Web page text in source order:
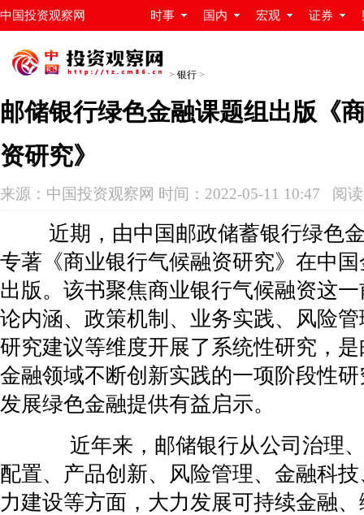
中国投资观察网 时事 国内 宏观 证券
> 银行 >
邮储银行绿色金融课题组出版《
资研究》
来源：中国投资观察网 时间：2022-05-11 10:47 阅
近期，由中国邮政储蓄银行绿色
专著《商业银行气候融资研究》在中
出版。该书聚焦商业银行气候融资这
论内涵、政策机制、业务实践、风险
研究建议等维度开展了系统性研究，
金融领域不断创新实践的一项阶段性
发展绿色金融提供有益启示。
近年来，邮储银行从公司治理、
配置、产品创新、风险管理、金融科
力建设等方面，大力发展可持续金融